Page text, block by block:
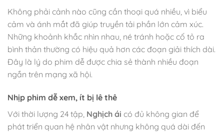
Không phải cảnh nào cũng cần thoại quá nhiều, vì biểu
cảm và ánh mắt đã giúp truyền tải phần lớn cảm xúc.
Những khoảnh khắc nhìn nhau, né tránh hoặc cố tỏ ra
bình thản thường có hiệu quả hơn các đoạn giải thích dài.
Đây là lý do phim dễ được chia sẻ thành nhiều đoạn
ngắn trên mạng xã hội.
Nhịp phim dễ xem, ít bị lê thê
Với thời lượng 24 tập, Nghịch ái có đủ không gian để
phát triển quan hệ nhân vật nhưng không quá dài đến